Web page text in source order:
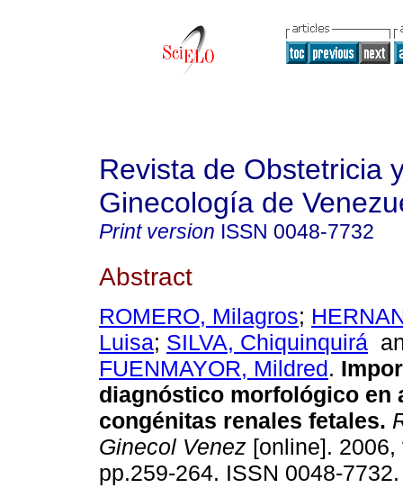
Revista de Obstetricia
Ginecología de
Print version ISSN 0048-7732
Abstract
ROMERO, Milagros;
Luisa; SILVA, Chiquinquirá
FUENMAYOR, Mildred.
diagnóstico morfológico en
congénitas renales fetales.
Ginecol Venez [online].
pp.259-264. ISSN 0048-7732.